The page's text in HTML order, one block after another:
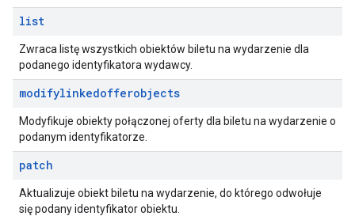
list
Zwraca listę wszystkich obiektów biletu na wydarzenie dla
podanego identyfikatora wydawcy.
modifylinkedofferobjects
Modyfikuje obiekty połączonej oferty dla biletu na wydarzenie o
podanym identyfikatorze.
patch
Aktualizuje obiekt biletu na wydarzenie, do którego odwołuje
się podany identyfikator obiektu.